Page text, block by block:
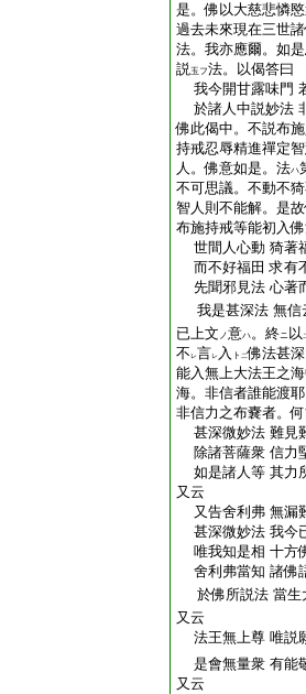
是。佛以大慈悲憐
過去未來現在三世
法。我亦應爾。如
説玉フ法。以偈答曰
我今開甘露味門
於諸人中説妙法
佛此偈中。不説布
持戒忍辱精進禪定
人。佛意如是。法ハ
不可思議。不動不
智人則不能解。是
布施持戒等能初入
世間人心動 猗著
而不好福田 求有
先聞邪見法 心著
我是甚深法 無信
已上文 ノ意ハ。終ニ 以
不 レ言レ 入 ト 二佛法甚
能入無上大法王之
海。非信者誰能渡
非信力之布嚢者。
甚深微妙法 難見
除諸菩薩衆 信力
如是諸人等 其力
又云
又告舍利弗 無漏
甚深微妙法 我今
唯我知是相 十方
舍利弗當知 諸佛
於佛所説法 當生
又云
法王無上尊 唯説
是會無量衆 有能
又云